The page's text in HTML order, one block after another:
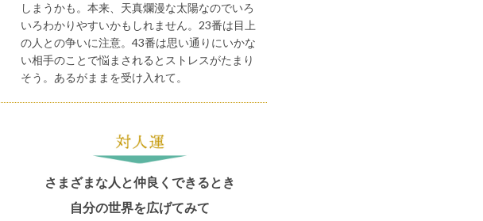
しまうかも。本来、天真爛漫な太陽なのでいろ
いろわかりやすいかもしれません。23番は目上
の人との争いに注意。43番は思い通りにいかな
い相手のことで悩まされるとストレスがたまり
そう。あるがままを受け入れて。
さまざまな人と仲良くできるとき
自分の世界を広げてみて